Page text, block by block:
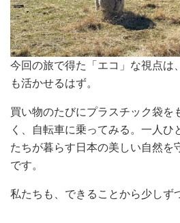
今回の旅で得た「エコ」な視点は
も活かせるはず。
買い物のたびにプラスチック袋を
く、自転車に乗ってみる。一人ひ
たちが暮らす日本の美しい自然を
です。
私たちも、できることから少しず